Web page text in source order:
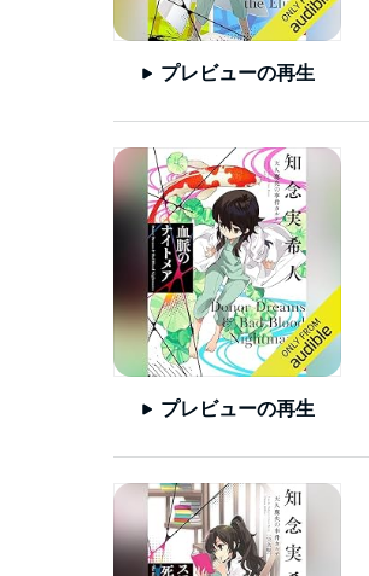
プレビューの再生
プレビューの再生